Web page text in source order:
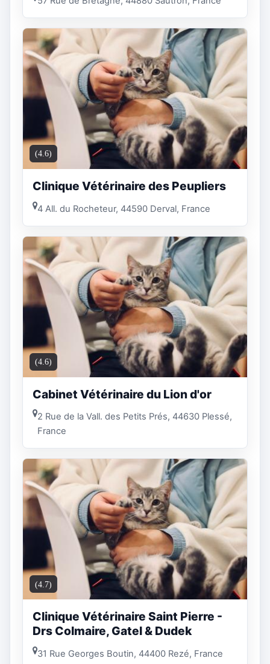
(4.6)
Clinique Vétérinaire des Peupliers
4 All. du Rocheteur, 44590 Derval, France
(4.6)
Cabinet Vétérinaire du Lion d'or
2 Rue de la Vall. des Petits Prés, 44630 Plessé,
France
(4.7)
Clinique Vétérinaire Saint Pierre -
Drs Colmaire, Gatel & Dudek
31 Rue Georges Boutin, 44400 Rezé, France